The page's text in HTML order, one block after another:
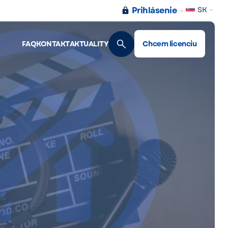
Prihlásenie SK
FAQKONTAKTAKTUALITY Chcem licenciu